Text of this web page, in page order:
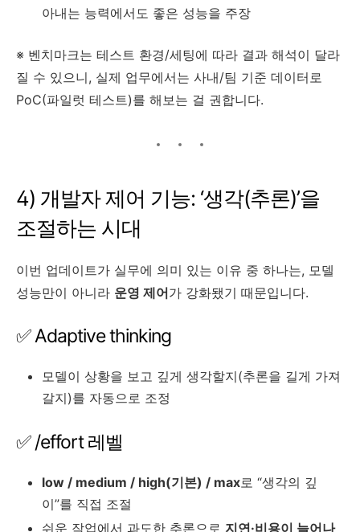
아내는 능력에서도 좋은 성능을 주장
※ 벤치마크는 테스트 환경/세팅에 따라 결과 해석이 달라
질 수 있으니, 실제 업무에서는 사내/팀 기준 데이터로
PoC(파일럿 테스트)를 해보는 걸 권합니다.
4) 개발자 제어 기능: ‘생각(추론)’을
조절하는 시대
이번 업데이트가 실무에 의미 있는 이유 중 하나는, 모델
성능만이 아니라 운영 제어가 강화됐기 때문입니다.
✅ Adaptive thinking
모델이 상황을 보고 깊게 생각할지(추론을 길게 가져
갈지)를 자동으로 조정
✅ /effort 레벨
low / medium / high(기본) / max로 “생각의 깊
이”를 직접 조절
쉬운 작업에서 과도한 추론으로 지연·비용이 늘어나